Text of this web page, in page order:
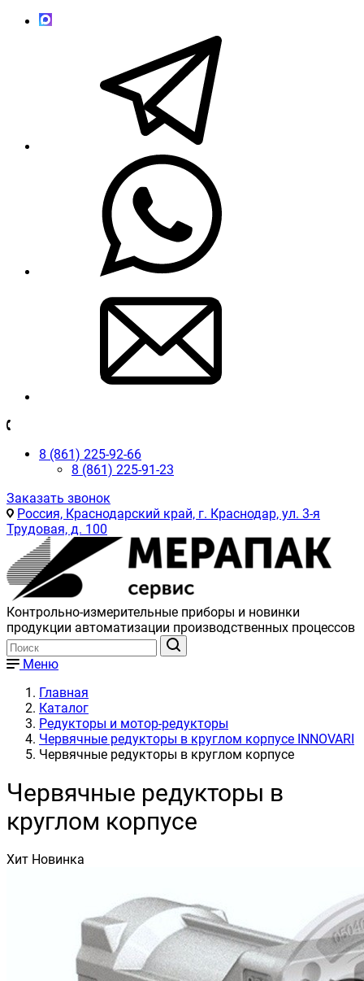
8 (861) 225-92-66
8 (861) 225-91-23
Заказать звонок
Россия, Краснодарский край, г. Краснодар, ул. 3-я
Трудовая, д. 100
Контрольно-измерительные приборы и новинки
продукции автоматизации производственных процессов
Меню
Главная
Каталог
Редукторы и мотор-редукторы
Червячные редукторы в круглом корпусе INNOVARI
Червячные редукторы в круглом корпусе
Червячные редукторы в
круглом корпусе
Хит Новинка